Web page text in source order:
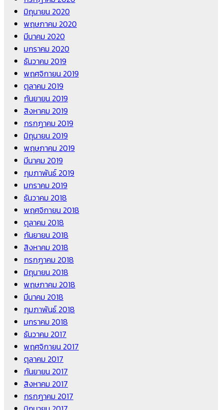
มิถุนายน 2020
พฤษภาคม 2020
มีนาคม 2020
มกราคม 2020
ธันวาคม 2019
พฤศจิกายน 2019
ตุลาคม 2019
กันยายน 2019
สิงหาคม 2019
กรกฎาคม 2019
มิถุนายน 2019
พฤษภาคม 2019
มีนาคม 2019
กุมภาพันธ์ 2019
มกราคม 2019
ธันวาคม 2018
พฤศจิกายน 2018
ตุลาคม 2018
กันยายน 2018
สิงหาคม 2018
กรกฎาคม 2018
มิถุนายน 2018
พฤษภาคม 2018
มีนาคม 2018
กุมภาพันธ์ 2018
มกราคม 2018
ธันวาคม 2017
พฤศจิกายน 2017
ตุลาคม 2017
กันยายน 2017
สิงหาคม 2017
กรกฎาคม 2017